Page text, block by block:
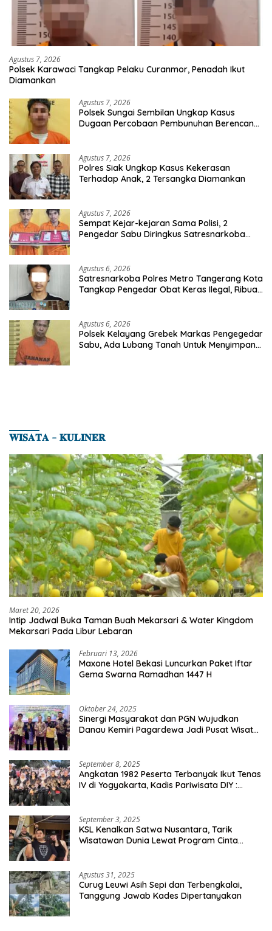
Agustus 7, 2026
Polsek Karawaci Tangkap Pelaku Curanmor, Penadah Ikut
Diamankan
Agustus 7, 2026
Polsek Sungai Sembilan Ungkap Kasus
Dugaan Percobaan Pembunuhan Berencana,
Agustus 7, 2026
Polres Siak Ungkap Kasus Kekerasan
Terhadap Anak, 2 Tersangka Diamankan
Agustus 7, 2026
Sempat Kejar-kejaran Sama Polisi, 2
Pengedar Sabu Diringkus Satresnarkoba
Agustus 6, 2026
Satresnarkoba Polres Metro Tangerang Kota
Tangkap Pengedar Obat Keras Ilegal, Ribuan
Agustus 6, 2026
Polsek Kelayang Grebek Markas Pengegedar
Sabu, Ada Lubang Tanah Untuk Menyimpan
𝐖𝐈𝐒𝐀𝐓𝐀 – 𝐊𝐔𝐋𝐈𝐍𝐄𝐑
Maret 20, 2026
Intip Jadwal Buka Taman Buah Mekarsari & Water Kingdom
Mekarsari Pada Libur Lebaran
Februari 13, 2026
Maxone Hotel Bekasi Luncurkan Paket Iftar
Gema Swarna Ramadhan 1447 H
Oktober 24, 2025
Sinergi Masyarakat dan PGN Wujudkan
Danau Kemiri Pagardewa Jadi Pusat Wisata
September 8, 2025
Angkatan 1982 Peserta Terbanyak Ikut Tenas
IV di Yogyakarta, Kadis Pariwisata DIY :
September 3, 2025
KSL Kenalkan Satwa Nusantara, Tarik
Wisatawan Dunia Lewat Program Cinta
Agustus 31, 2025
Curug Leuwi Asih Sepi dan Terbengkalai,
Tanggung Jawab Kades Dipertanyakan